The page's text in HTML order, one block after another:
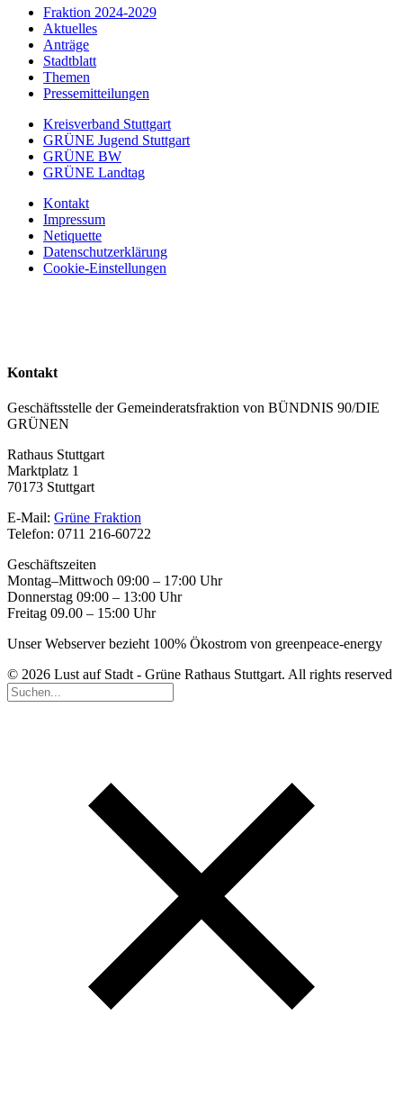
Fraktion 2024-2029
Aktuelles
Anträge
Stadtblatt
Themen
Pressemitteilungen
Kreisverband Stuttgart
GRÜNE Jugend Stuttgart
GRÜNE BW
GRÜNE Landtag
Kontakt
Impressum
Netiquette
Datenschutzerklärung
Cookie-Einstellungen
Kontakt
Geschäftsstelle der Gemeinderatsfraktion von BÜNDNIS 90/DIE
GRÜNEN
Rathaus Stuttgart
Marktplatz 1
70173 Stuttgart
E-Mail: Grüne Fraktion
Telefon: 0711 216-60722
Geschäftszeiten
Montag–Mittwoch 09:00 – 17:00 Uhr
Donnerstag 09:00 – 13:00 Uhr
Freitag 09.00 – 15:00 Uhr
Unser Webserver bezieht 100% Ökostrom von greenpeace-energy
© 2026 Lust auf Stadt - Grüne Rathaus Stuttgart. All rights reserved